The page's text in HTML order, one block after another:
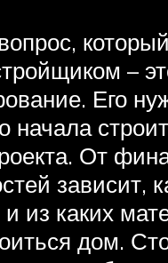
–
Его
начала
От
зависит,
из каких
дом.